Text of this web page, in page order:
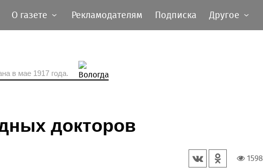
О газете Рекламодателям Подписка Другое
в мае 1917 года.
докторов
1598